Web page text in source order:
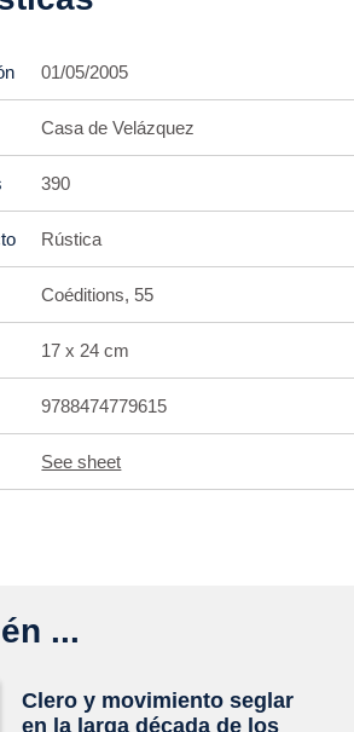
01/05/2005
Casa de Velázquez
390
Rústica
Coéditions, 55
17 x 24 cm
9788474779615
See sheet
...
Clero y movimiento seglar
en la larga década de los